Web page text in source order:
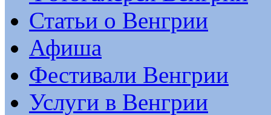
Статьи о Венгрии
Афиша
Фестивали Венгрии
Услуги в Венгрии